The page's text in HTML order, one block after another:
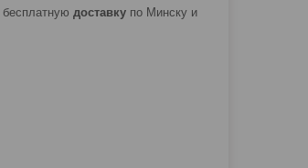
доставку по Минску и